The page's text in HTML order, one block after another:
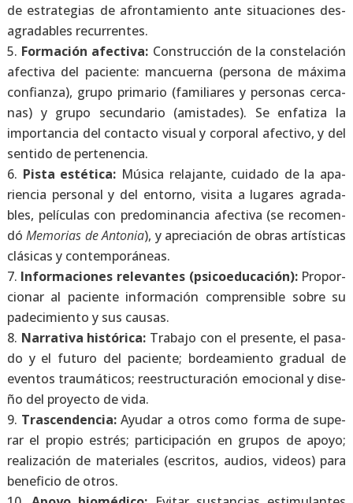
de estra­te­gias de afron­ta­mien­to ante situa­cio­nes des­
agra­da­bles recu­rren­tes.
For­ma­ción afec­ti­va: Cons­truc­ción de la cons­te­la­ción
afec­ti­va del pacien­te: man­cuer­na (per­so­na de máxi­ma
con­fian­za), gru­po pri­ma­rio (fami­lia­res y per­so­nas cer­ca­
nas) y gru­po secun­da­rio (amis­ta­des). Se enfa­ti­za la
impor­tan­cia del con­tac­to visual y cor­po­ral afec­ti­vo, y del
sen­ti­do de per­te­nen­cia.
Pis­ta esté­ti­ca: Músi­ca rela­jan­te, cui­da­do de la apa­
rien­cia per­so­nal y del entorno, visi­ta a luga­res agra­da­
bles, pelí­cu­las con pre­do­mi­nan­cia afec­ti­va (se reco­men­
dóMemo­rias de Anto­nia), y apre­cia­ción de obras artís­ti­cas
clá­si­cas y con­tem­po­rá­neas.
Infor­ma­cio­nes rele­van­tes (psi­co­edu­ca­ción):Pro­por­
cio­nar al pacien­te infor­ma­ción com­pren­si­ble sobre su
pade­ci­mien­to y sus cau­sas.
Narra­ti­va his­tó­ri­ca: Tra­ba­jo con el pre­sen­te, el pasa­
do y el futu­ro del pacien­te; bor­dea­mien­to gra­dual de
even­tos trau­má­ti­cos; rees­truc­tu­ra­ción emo­cio­nal y dise­
ño del pro­yec­to de vida.
Tras­cen­den­cia: Ayu­dar a otros como for­ma de supe­
rar el pro­pio estrés; par­ti­ci­pa­ción en gru­pos de apo­yo;
rea­li­za­ción de mate­ria­les (escri­tos, audios, videos) para
bene­fi­cio de otros.